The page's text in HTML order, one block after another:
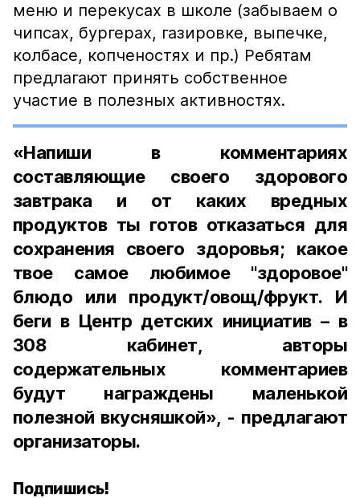
меню и перекусах в школе (забываем о
чипсах, бургерах, газировке, выпечке,
колбасе, копченостях и пр.) Ребятам
предлагают принять собственное
участие в полезных активностях.
«Напиши в комментариях
составляющие своего здорового
завтрака и от каких вредных
продуктов ты готов отказаться для
сохранения своего здоровья; какое
твое самое любимое "здоровое"
блюдо или продукт/овощ/фрукт. И
беги в Центр детских инициатив – в
308 кабинет, авторы
содержательных комментариев
будут награждены маленькой
полезной вкусняшкой», - предлагают
организаторы.
Подпишись!